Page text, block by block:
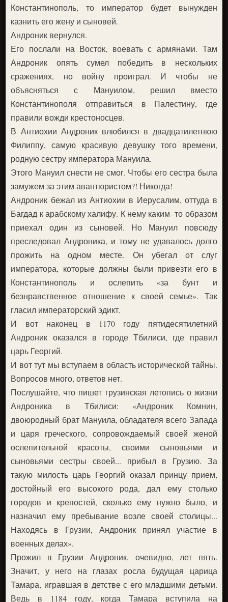
Константинополь, то император будет вынужден
казнить его жену и сыновей.
Андроник вернулся.
Его послали на Восток, воевать с армянами. Там
Андроник опять сумел победить в нескольких
сражениях, но войну проиграл. И чтобы не
объясняться с Мануилом, решил вместо
Константинополя отправиться в Палестину, где
правили вожди крестоносцев.
В Антиохии Андроник влюбился в двадцатилетнюю
Филиппу, самую красивую девушку того времени,
родную сестру императора Мануила.
Этого Мануил снести не смог. Чтобы его сестра была
замужем за этим авантюристом?! Никогда!
Андроник бежал из Антиохии в Иерусалим, оттуда в
Багдад к арабскому халифу. К нему каким- то образом
приехал один из сыновей. Но Мануил повсюду
преследовал Андроника, и тому не удавалось долго
прожить на одном месте. Он убегал от слуг
императора, которые должны были привезти его в
Константинополь и ослепить «за бунт и
безнравственное отношение к своей семье». Так
гласил императорский эдикт.
И вот наконец в 1170 году пятидесятилетний
Андроник оказался в городе Тбилиси, где правил
царь Георгий.
И вот тут мы вступаем в область исторической тайны.
Вопросов много, ответов нет.
Послушайте, что пишет грузинская летопись о жизни
Андроника в Тбилиси: «Андроник Комнин,
двоюродный брат Мануила, обладателя всего Запада
и царя греческого, сопровождаемый своей женой
ослепительной красоты, своими сыновьями и
сыновьями сестры своей... прибыл в Грузию. За
такую милость царь Георгий оказал принцу прием,
достойный его высокого рода, дал ему столько
городов и крепостей, сколько ему нужно было, и
назначил ему пребывание возле своей столицы...
Находясь в Грузии, Андроник принял участие в
военных делах».
Прожил в Грузии Андроник, очевидно, лет пять.
Значит, у него на глазах росла будущая царица
Тамара, игравшая в детстве с его младшими детьми.
Ведь в 1184 году, когда Тамара вступила на